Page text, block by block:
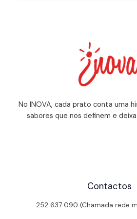
No INOVA, cada prato conta uma
sabores que nos definem e
Contactos
252 637 090 (Chamada rede